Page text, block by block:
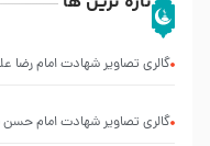
گالری تصاویر شهادت امام رضا
گالری تصاویر شهادت امام حسن